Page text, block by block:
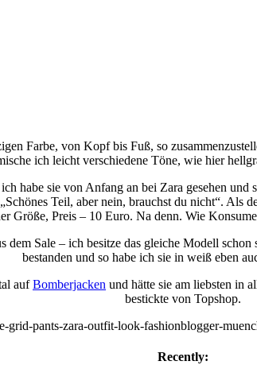
Farbe, von Kopf bis Fuß, so
ich leicht verschiedene Töne, wie hier
habe sie von Anfang an bei Zara gesehen und
Teil, aber nein, brauchst du nicht“.
Größe, Preis – 10 Euro. Na denn. Wie
Sale – ich besitze das gleiche Modell
bestanden und so habe ich sie in weiß eben
aufBomberjacken und hätte sie am liebsten in
bestickte von Topshop.
Recently: